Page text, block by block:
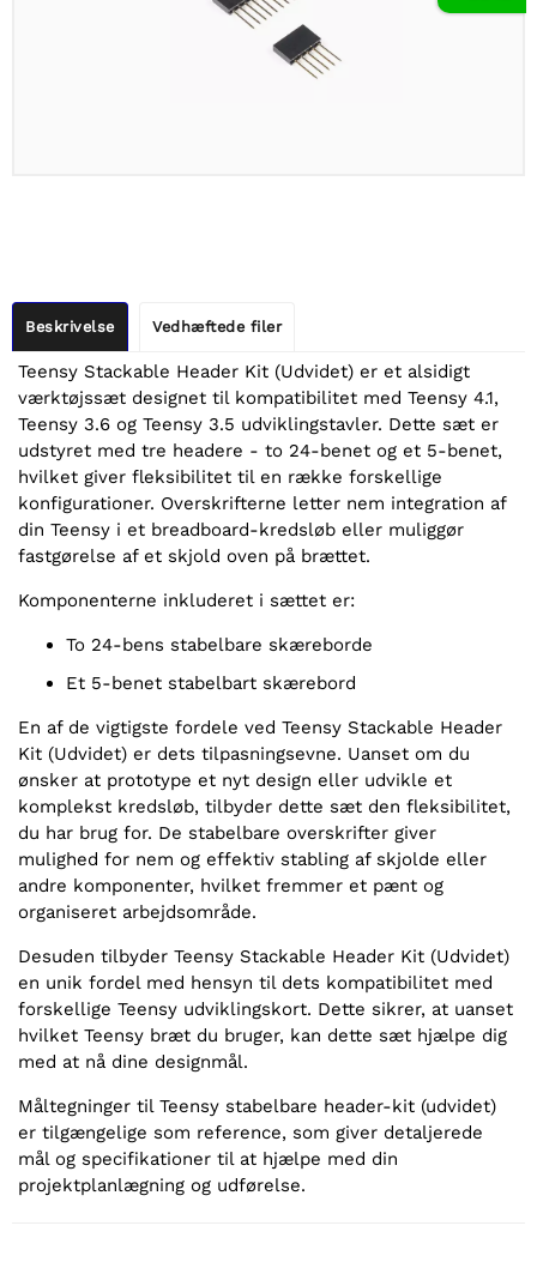
Beskrivelse Vedhæftede filer
Teensy Stackable Header Kit (Udvidet) er et alsidigt
værktøjssæt designet til kompatibilitet med Teensy 4.1,
Teensy 3.6 og Teensy 3.5 udviklingstavler. Dette sæt er
udstyret med tre headere - to 24-benet og et 5-benet,
hvilket giver fleksibilitet til en række forskellige
konfigurationer. Overskrifterne letter nem integration af
din Teensy i et breadboard-kredsløb eller muliggør
fastgørelse af et skjold oven på brættet.
Komponenterne inkluderet i sættet er:
To 24-bens stabelbare skæreborde
Et 5-benet stabelbart skærebord
En af de vigtigste fordele ved Teensy Stackable Header
Kit (Udvidet) er dets tilpasningsevne. Uanset om du
ønsker at prototype et nyt design eller udvikle et
komplekst kredsløb, tilbyder dette sæt den fleksibilitet,
du har brug for. De stabelbare overskrifter giver
mulighed for nem og effektiv stabling af skjolde eller
andre komponenter, hvilket fremmer et pænt og
organiseret arbejdsområde.
Desuden tilbyder Teensy Stackable Header Kit (Udvidet)
en unik fordel med hensyn til dets kompatibilitet med
forskellige Teensy udviklingskort. Dette sikrer, at uanset
hvilket Teensy bræt du bruger, kan dette sæt hjælpe dig
med at nå dine designmål.
Måltegninger til Teensy stabelbare header-kit (udvidet)
er tilgængelige som reference, som giver detaljerede
mål og specifikationer til at hjælpe med din
projektplanlægning og udførelse.